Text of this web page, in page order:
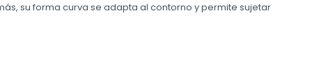
su forma curva se adapta al contorno y permite sujetar